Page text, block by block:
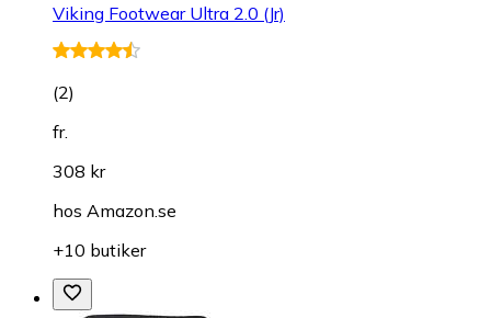
Viking Footwear Ultra 2.0 (Jr)
(2)
fr.
308 kr
hos Amazon.se
+10 butiker